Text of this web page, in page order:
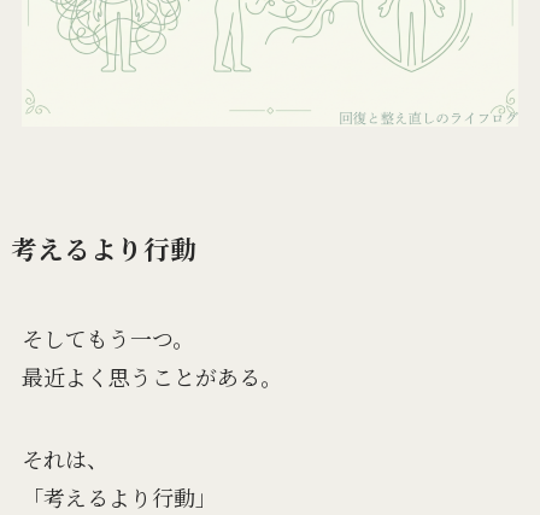
考えるより行動
そしてもう一つ。
最近よく思うことがある。
それは、
「考えるより行動」